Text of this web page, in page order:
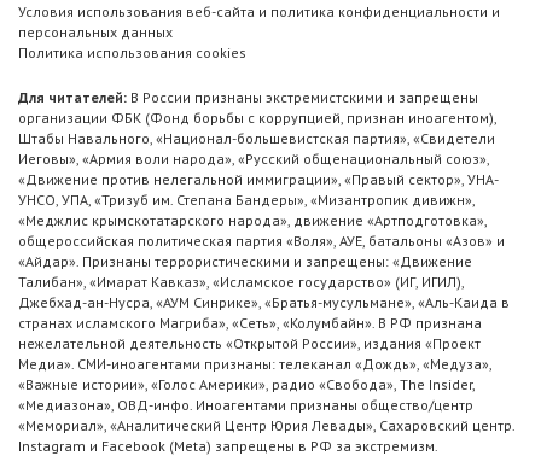
Условия использования веб-сайта и политика конфиденциальности и
персональных данных
Политика использования cookies
Для читателей: В России признаны экстремистскими и запрещены
организации ФБК (Фонд борьбы с коррупцией, признан иноагентом),
Штабы Навального, «Национал-большевистская партия», «Свидетели
Иеговы», «Армия воли народа», «Русский общенациональный союз»,
«Движение против нелегальной иммиграции», «Правый сектор», УНА-
УНСО, УПА, «Тризуб им. Степана Бандеры», «Мизантропик дивижн»,
«Меджлис крымскотатарского народа», движение «Артподготовка»,
общероссийская политическая партия «Воля», АУЕ, батальоны «Азов» и
«Айдар». Признаны террористическими и запрещены: «Движение
Талибан», «Имарат Кавказ», «Исламское государство» (ИГ, ИГИЛ),
Джебхад-ан-Нусра, «АУМ Синрике», «Братья-мусульмане», «Аль-Каида в
странах исламского Магриба», «Сеть», «Колумбайн». В РФ признана
нежелательной деятельность «Открытой России», издания «Проект
Медиа». СМИ-иноагентами признаны: телеканал «Дождь», «Медуза»,
«Важные истории», «Голос Америки», радио «Свобода», The Insider,
«Медиазона», ОВД-инфо. Иноагентами признаны общество/центр
«Мемориал», «Аналитический Центр Юрия Левады», Сахаровский центр.
Instagram и Facebook (Metа) запрещены в РФ за экстремизм.